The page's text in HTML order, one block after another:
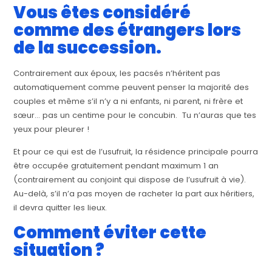
Vous êtes considéré
comme des étrangers lors
de la succession.
Contrairement aux époux, les pacsés n’héritent pas
automatiquement comme peuvent penser la majorité des
couples et même s’il n’y a ni enfants, ni parent, ni frère et
sœur… pas un centime pour le concubin. Tu n’auras que tes
yeux pour pleurer !
Et pour ce qui est de l’usufruit, la résidence principale pourra
être occupée gratuitement pendant maximum 1 an
(contrairement au conjoint qui dispose de l’usufruit à vie).
Au-delà, s’il n’a pas moyen de racheter la part aux héritiers,
il devra quitter les lieux.
Comment éviter cette
situation ?